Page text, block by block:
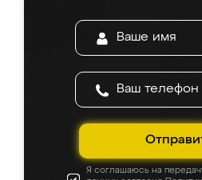
Я соглашаюсь на